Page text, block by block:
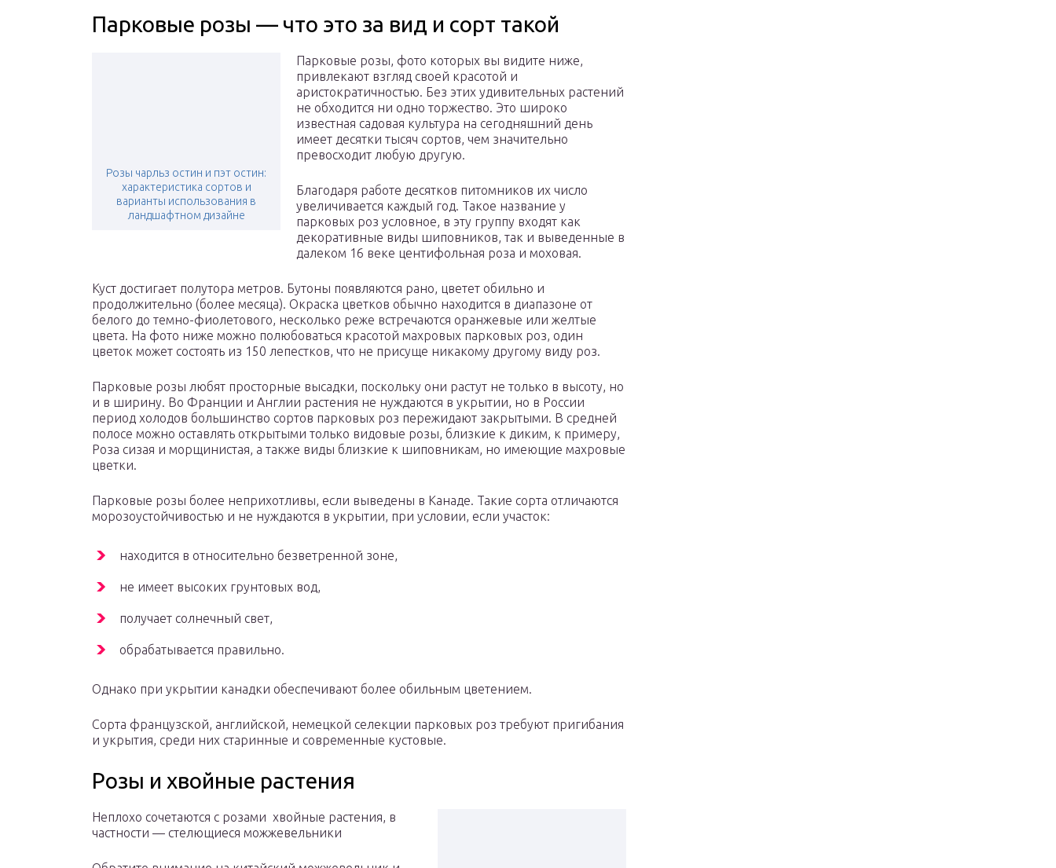
Парковые розы — что это за вид и сорт такой
Розы чарльз остин и пэт остин:
характеристика сортов и
варианты использования в
ландшафтном дизайне
Парковые розы, фото которых вы видите ниже,
привлекают взгляд своей красотой и
аристократичностью. Без этих удивительных растений
не обходится ни одно торжество. Это широко
известная садовая культура на сегодняшний день
имеет десятки тысяч сортов, чем значительно
превосходит любую другую.
Благодаря работе десятков питомников их число
увеличивается каждый год. Такое название у
парковых роз условное, в эту группу входят как
декоративные виды шиповников, так и выведенные в
далеком 16 веке центифольная роза и моховая.
Куст достигает полутора метров. Бутоны появляются рано, цветет обильно и
продолжительно (более месяца). Окраска цветков обычно находится в диапазоне от
белого до темно-фиолетового, несколько реже встречаются оранжевые или желтые
цвета. На фото ниже можно полюбоваться красотой махровых парковых роз, один
цветок может состоять из 150 лепестков, что не присуще никакому другому виду роз.
Парковые розы любят просторные высадки, поскольку они растут не только в высоту, но
и в ширину. Во Франции и Англии растения не нуждаются в укрытии, но в России
период холодов большинство сортов парковых роз пережидают закрытыми. В средней
полосе можно оставлять открытыми только видовые розы, близкие к диким, к примеру,
Роза сизая и морщинистая, а также виды близкие к шиповникам, но имеющие махровые
цветки.
Парковые розы более неприхотливы, если выведены в Канаде. Такие сорта отличаются
морозоустойчивостью и не нуждаются в укрытии, при условии, если участок:
находится в относительно безветренной зоне,
не имеет высоких грунтовых вод,
получает солнечный свет,
обрабатывается правильно.
Однако при укрытии канадки обеспечивают более обильным цветением.
Сорта французской, английской, немецкой селекции парковых роз требуют пригибания
и укрытия, среди них старинные и современные кустовые.
Розы и хвойные растения
Неплохо сочетаются с розами хвойные растения, в
частности — стелющиеся можжевельники